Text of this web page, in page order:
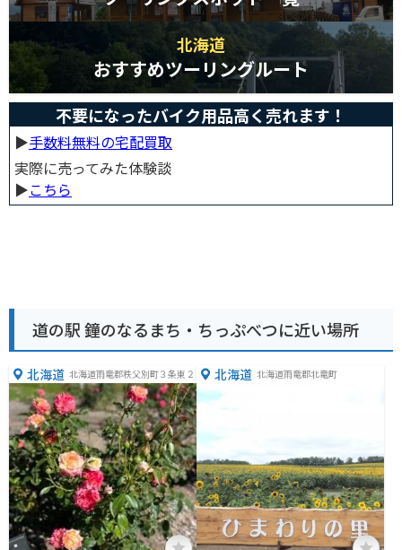
北海道
おすすめツーリングルート
不要になったバイク用品高く売れます！
▶︎手数料無料の宅配買取
実際に売ってみた体験談
▶︎こちら
道の駅 鐘のなるまち・ちっぷべつに近い場所
北海道 北海道雨竜郡秩父別町３条東２ 北海道 北海道雨竜郡北竜町